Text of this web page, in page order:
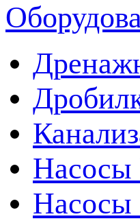
Насосы
Насосы